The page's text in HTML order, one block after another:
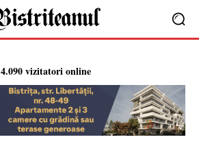
4.090 vizitatori online